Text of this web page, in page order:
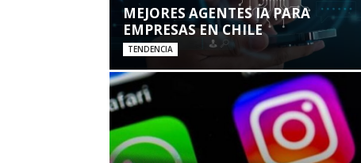
MEJORES AGENTES IA PARA
EMPRESAS EN CHILE
TENDENCIA